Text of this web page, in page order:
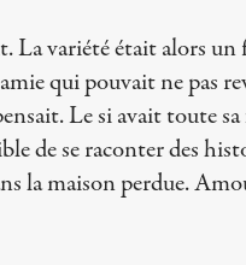
La variété était alors
qui pouvait ne pas
Le si avait toute
de se raconter des
la maison perdue.